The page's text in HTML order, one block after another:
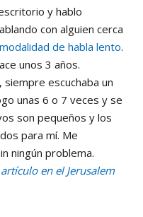
y hablo
con alguien cerca
de habla lento.
unos 3 años.
escuchaba un
unas 6 o 7 veces y se
son pequeños y los
para mí. Me
ningún problema.
en el Jerusalem